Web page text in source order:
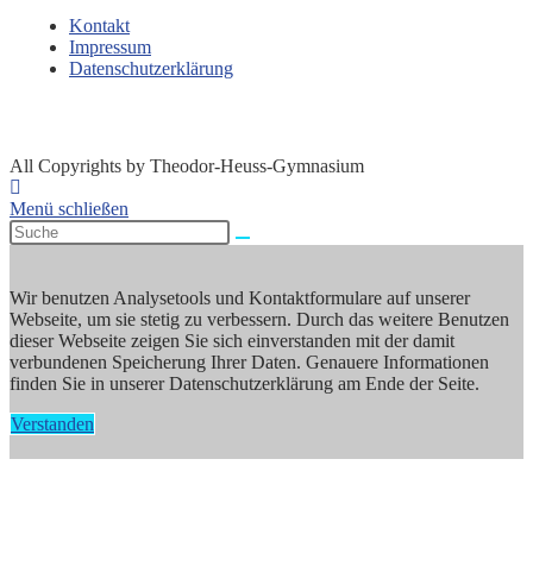
Kontakt
Impressum
Datenschutzerklärung
All Copyrights by Theodor-Heuss-Gymnasium
Menü schließen
Wir benutzen Analysetools und Kontaktformulare auf unserer
Webseite, um sie stetig zu verbessern. Durch das weitere Benutzen
dieser Webseite zeigen Sie sich einverstanden mit der damit
verbundenen Speicherung Ihrer Daten. Genauere Informationen
finden Sie in unserer Datenschutzerklärung am Ende der Seite.
Verstanden